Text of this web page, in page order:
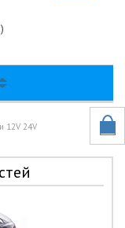
12V 24V